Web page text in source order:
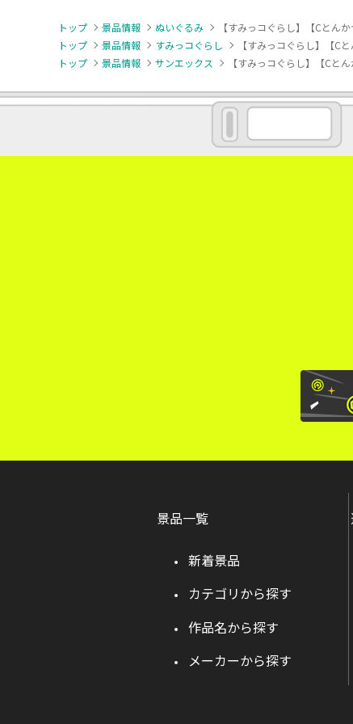
トップ 景品情報 ぬいぐるみ
【すみっコぐらし】【Cとん
トップ
景品情報 すみっコぐらし
【すみっコぐらし】【C
トップ
景品情報 サンエックス 【すみっコぐらし】【Cと
景品一覧
新着景品
カテゴリから探す
作品名から探す
メーカーから探す